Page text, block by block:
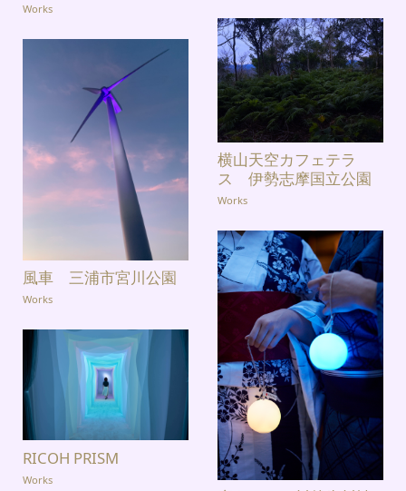
Works
横山天空カフェテラ
ス 伊勢志摩国立公園
Works
風車 三浦市宮川公園
Works
RICOH PRISM
Works